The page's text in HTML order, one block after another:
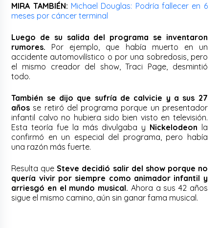
MIRA TAMBIÉN: Michael Douglas: Podría fallecer en 6
meses por cáncer terminal
Luego de su salida del programa se inventaron
rumores. Por ejemplo, que había muerto en un
accidente automovilístico o por una sobredosis, pero
el mismo creador del show, Traci Page, desmintió
todo.
También se dijo que sufría de calvicie y a sus 27
años se retiró del programa porque un presentador
infantil calvo no hubiera sido bien visto en televisión.
Esta teoría fue la más divulgaba y Nickelodeon la
confirmó en un especial del programa, pero había
una razón más fuerte.
Resulta queSteve decidió salir del show porque no
quería vivir por siempre como animador infantil y
arriesgó en el mundo musical. Ahora a sus 42 años
sigue el mismo camino, aún sin ganar fama musical.